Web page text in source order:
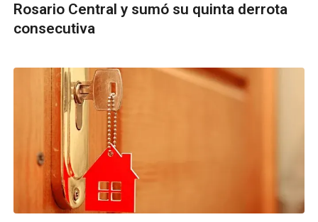
Rosario Central y sumó su quinta derrota
consecutiva